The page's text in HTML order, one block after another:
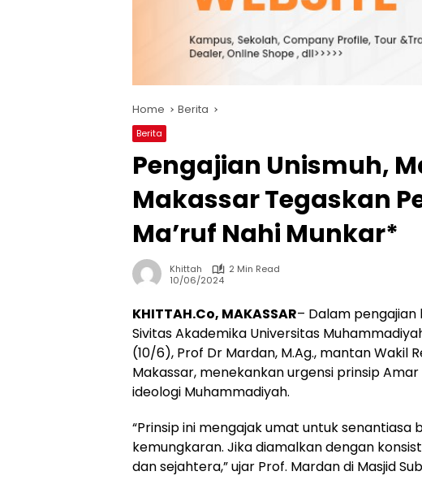
Home Berita
Berita
Pengajian Unismuh,
Makassar Tegaskan
Ma’ruf Nahi Munkar*
Khittah
2 Min Read
10/06/2024
KHITTAH.Co, MAKASSAR– Dalam
Sivitas Akademika Universitas
(10/6), Prof Dr Mardan, M.Ag., mantan Wakil
Makassar, menekankan urgensi prinsip
ideologi Muhammadiyah.
“Prinsip ini mengajak umat untuk
kemungkaran. Jika diamalkan dengan
dan sejahtera,” ujar Prof. Mardan di Masjid